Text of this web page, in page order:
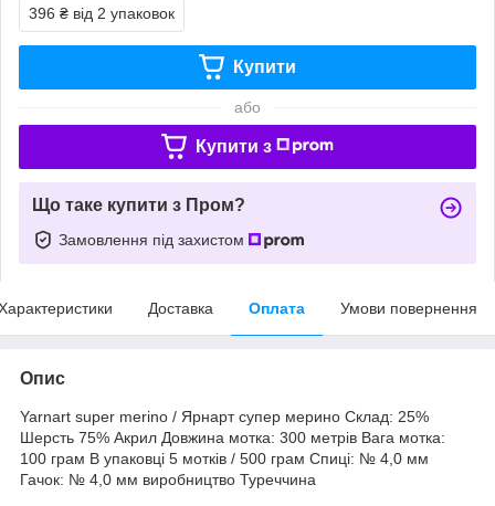
396 ₴ від 2 упаковок
Купити
або
Купити з
Що таке купити з Пром?
Замовлення під захистом
Доставка Оплата Умови повернення
Опис
Yarnart super merino / Ярнарт супер мерино Склад: 25%
Шерсть 75% Акрил Довжина мотка: 300 метрів Вага мотка:
100 грам В упаковці 5 мотків / 500 грам Спиці: № 4,0 мм
Гачок: № 4,0 мм виробництво Туреччина